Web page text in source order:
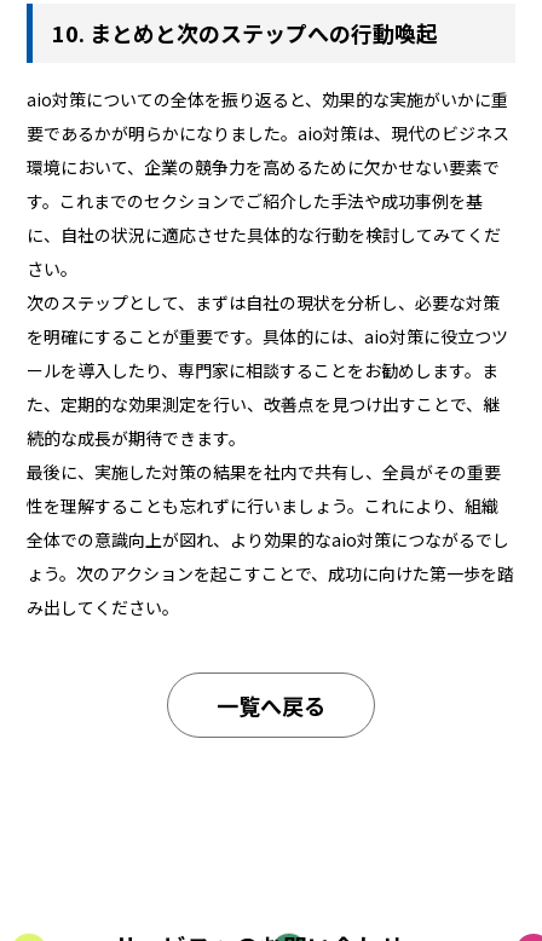
10. まとめと次のステップへの行動喚起
aio対策についての全体を振り返ると、効果的な実施がいかに重
要であるかが明らかになりました。aio対策は、現代のビジネス
環境において、企業の競争力を高めるために欠かせない要素で
す。これまでのセクションでご紹介した手法や成功事例を基
に、自社の状況に適応させた具体的な行動を検討してみてくだ
さい。
次のステップとして、まずは自社の現状を分析し、必要な対策
を明確にすることが重要です。具体的には、aio対策に役立つツ
ールを導入したり、専門家に相談することをお勧めします。ま
た、定期的な効果測定を行い、改善点を見つけ出すことで、継
続的な成長が期待できます。
最後に、実施した対策の結果を社内で共有し、全員がその重要
性を理解することも忘れずに行いましょう。これにより、組織
全体での意識向上が図れ、より効果的なaio対策につながるでし
ょう。次のアクションを起こすことで、成功に向けた第一歩を踏
み出してください。
一覧へ戻る